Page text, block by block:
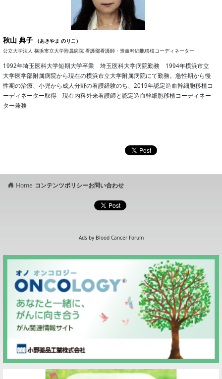
秋山 典子
（あきやま のりこ）
公立大学法人 横浜市立大学附属病院 看護部看護師・造血幹細胞移植コーディネーター
1992年埼玉医科大学短期大学卒業 埼玉医科大学病院勤務 1994年横浜市立
大学医学部附属病院から現在の横浜市立大学附属病院にて勤務。急性期から慢
性期の治療、小児から成人分野の看護経験のち、2019年認定造血幹細胞移植コ
ーディネーター取得 現在内科外来看護師と認定造血幹細胞移植コーディネー
ター兼務
Home コンテンツポリシーお問い合わせ
Ads by Blood Cancer Forum